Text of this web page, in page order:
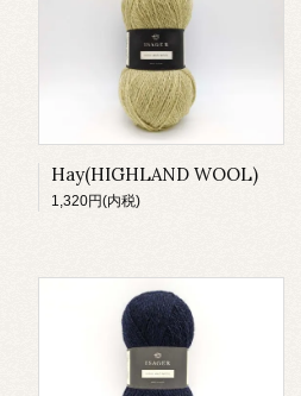
Hay(HIGHLAND WOOL)
1,320円(内税)